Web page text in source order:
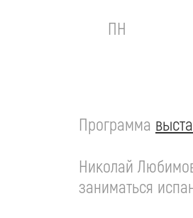
ПН
Программа
Николай
заниматься